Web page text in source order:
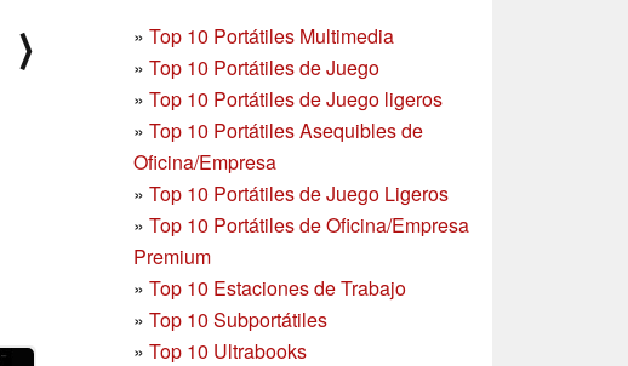
» Top 10 Portátiles Multimedia
» Top 10 Portátiles de Juego
» Top 10 Portátiles de Juego ligeros
» Top 10 Portátiles Asequibles de
Oficina/Empresa
» Top 10 Portátiles de Juego Ligeros
» Top 10 Portátiles de Oficina/Empresa
Premium
» Top 10 Estaciones de Trabajo
» Top 10 Subportátiles
» Top 10 Ultrabooks
⟩